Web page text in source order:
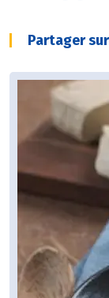
Partager sur